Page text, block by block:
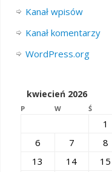
Kanał wpisów
Kanał komentarzy
WordPress.org
kwiecień 2026
P W Ś
1
6
7 8
13
14 15